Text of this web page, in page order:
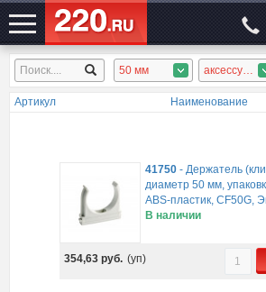
ЭЛЕКТРОСАЙТ№1 50 мм аксессуары, ПВХ гофротруба, ПНД гофротруба, безгалоген. гофротруба
Артикул Наименование
41750 -Держатель
диаметр 50 мм,
ABS-пластик, CF50G,
В наличии
354,63руб. (уп)